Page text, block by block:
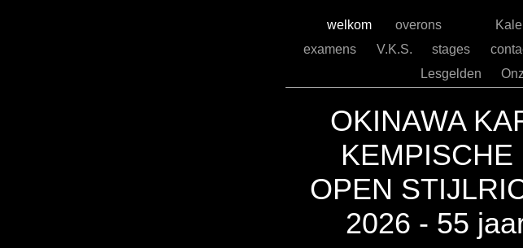
examens
welkom
V.K.S.
overons
stages
Lesgelden
OKINAWA
OPEN
2026 - 55